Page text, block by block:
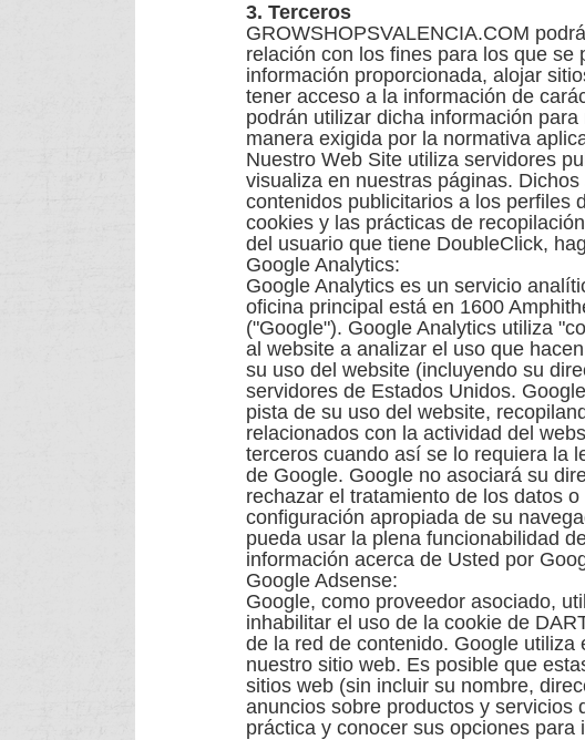
3. Terceros
GROWSHOPSVALENCIA.COM
relación con los fines para los que
información proporcionada, alojar
tener acceso a la información de
podrán utilizar dicha información
manera exigida por la normativa
Nuestro Web Site utiliza servidores
visualiza en nuestras páginas.
contenidos publicitarios a los perfiles
cookies y las prácticas de
del usuario que tiene DoubleClick,
Google Analytics:
Google Analytics es un servicio
oficina principal está en 1600
("Google"). Google Analytics utiliza
al website a analizar el uso que
su uso del website (incluyendo su
servidores de Estados Unidos.
pista de su uso del website,
relacionados con la actividad del
terceros cuando así se lo requiera la
de Google. Google no asociará su
rechazar el tratamiento de los datos
configuración apropiada de su
pueda usar la plena funcionabilidad
información acerca de Usted por
Google Adsense:
Google, como proveedor asociado,
inhabilitar el uso de la cookie de
de la red de contenido. Google
nuestro sitio web. Es posible que
sitios web (sin incluir su nombre,
anuncios sobre productos y servicios
práctica y conocer sus opciones